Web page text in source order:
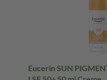
Eucerin SUN